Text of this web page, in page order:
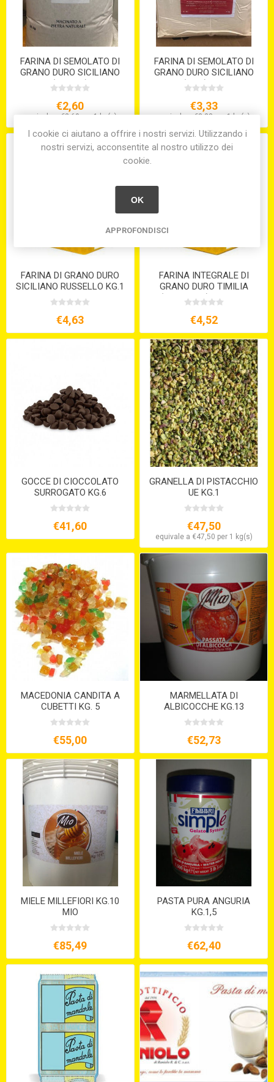
FARINA DI SEMOLATO DI
GRANO DURO SICILIANO
(KG.12,5)
€2,60
equivale a €2,60 per 1 kg(s)
FARINA DI SEMOLATO DI
GRANO DURO SICILIANO
(KG.5) S/V
€3,33
equivale a €3,33 per 1 kg(s)
FARINA DI GRANO DURO
SICILIANO RUSSELLO KG.1
S/V
€4,63
FARINA INTEGRALE DI
GRANO DURO TIMILIA
(TUMMINIA) KG.1 S/V
€4,52
GOCCE DI CIOCCOLATO
SURROGATO KG.6
€41,60
GRANELLA DI PISTACCHIO
UE KG.1
€47,50
equivale a €47,50 per 1 kg(s)
MACEDONIA CANDITA A
CUBETTI KG. 5
€55,00
MARMELLATA DI
ALBICOCCHE KG.13
€52,73
MIELE MILLEFIORI KG.10
MIO
€85,49
PASTA PURA ANGURIA
KG.1,5
€62,40
I cookie ci aiutano a offrire i nostri servizi. Utilizzando i
nostri servizi, acconsentite al nostro utilizzo dei
cookie.
OK
APPROFONDISCI